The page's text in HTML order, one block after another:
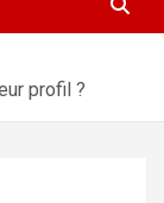
profil ?